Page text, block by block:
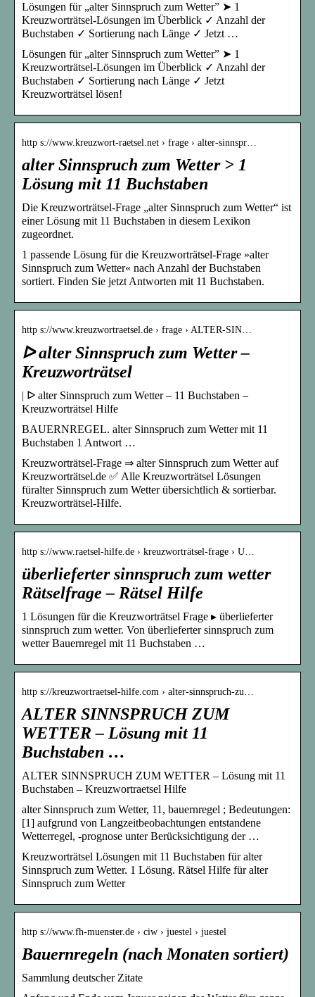
Lösungen für „alter Sinnspruch zum Wetter” ➤ 1
Kreuzworträtsel-Lösungen im Überblick ✓ Anzahl der
Buchstaben ✓ Sortierung nach Länge ✓ Jetzt …
Lösungen für „alter Sinnspruch zum Wetter” ➤ 1
Kreuzworträtsel-Lösungen im Überblick ✓ Anzahl der
Buchstaben ✓ Sortierung nach Länge ✓ Jetzt
Kreuzworträtsel lösen!
http s://www.kreuzwort-raetsel.net › frage › alter-sinnspr…
alter Sinnspruch zum Wetter > 1
Lösung mit 11 Buchstaben
Die Kreuzworträtsel-Frage „alter Sinnspruch zum Wetter“ ist
einer Lösung mit 11 Buchstaben in diesem Lexikon
zugeordnet.
1 passende Lösung für die Kreuzworträtsel-Frage »alter
Sinnspruch zum Wetter« nach Anzahl der Buchstaben
sortiert. Finden Sie jetzt Antworten mit 11 Buchstaben.
http s://www.kreuzwortraetsel.de › frage › ALTER-SIN…
ᐅ alter Sinnspruch zum Wetter –
Kreuzworträtsel
| ᐅ alter Sinnspruch zum Wetter – 11 Buchstaben –
Kreuzworträtsel Hilfe
BAUERNREGEL. alter Sinnspruch zum Wetter mit 11
Buchstaben 1 Antwort …
Kreuzworträtsel-Frage ⇒ alter Sinnspruch zum Wetter auf
Kreuzworträtsel.de ✅ Alle Kreuzworträtsel Lösungen
füralter Sinnspruch zum Wetter übersichtlich & sortierbar.
Kreuzworträtsel-Hilfe.
http s://www.raetsel-hilfe.de › kreuzworträtsel-frage › U…
überlieferter sinnspruch zum wetter
Rätselfrage – Rätsel Hilfe
1 Lösungen für die Kreuzworträtsel Frage ▸ überlieferter
sinnspruch zum wetter. Von überlieferter sinnspruch zum
wetter Bauernregel mit 11 Buchstaben …
http s://kreuzwortraetsel-hilfe.com › alter-sinnspruch-zu…
ALTER SINNSPRUCH ZUM
WETTER – Lösung mit 11
Buchstaben …
ALTER SINNSPRUCH ZUM WETTER – Lösung mit 11
Buchstaben – Kreuzwortraetsel Hilfe
alter Sinnspruch zum Wetter, 11, bauernregel ; Bedeutungen:
[1] aufgrund von Langzeitbeobachtungen entstandene
Wetterregel, -prognose unter Berücksichtigung der …
Kreuzworträtsel Lösungen mit 11 Buchstaben für alter
Sinnspruch zum Wetter. 1 Lösung. Rätsel Hilfe für alter
Sinnspruch zum Wetter
http s://www.fh-muenster.de › ciw › juestel › juestel
Bauernregeln (nach Monaten sortiert)
Sammlung deutscher Zitate